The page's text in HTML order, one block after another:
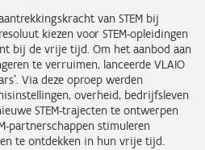
van STEM bij
kiezen voor STEM-opleidingen
bij de vrije tijd. Om het aanbod aan
te verruimen, lanceerde VLAIO
Via deze oproep werden
overheid, bedrijfsleven
STEM-trajecten te ontwerpen
partnerschappen stimuleren
te ontdekken in hun vrije tijd.